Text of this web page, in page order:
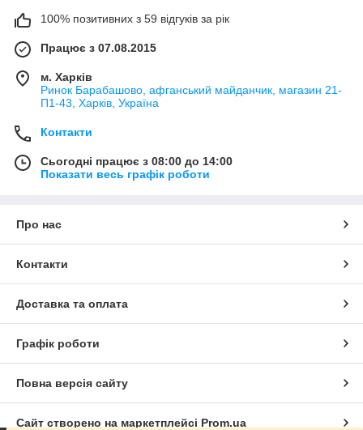
100% позитивних з 59 відгуків за рік
Працює з 07.08.2015
м. Харків
Ринок Барабашово, афганський майданчик, магазин 21-
П1-43, Харків, Україна
Контакти
Сьогодні працює з 08:00 до 14:00
Показати весь графік роботи
Про нас
Контакти
Доставка та оплата
Графік роботи
Повна версія сайту
Сайт створено на маркетплейсі Prom.ua